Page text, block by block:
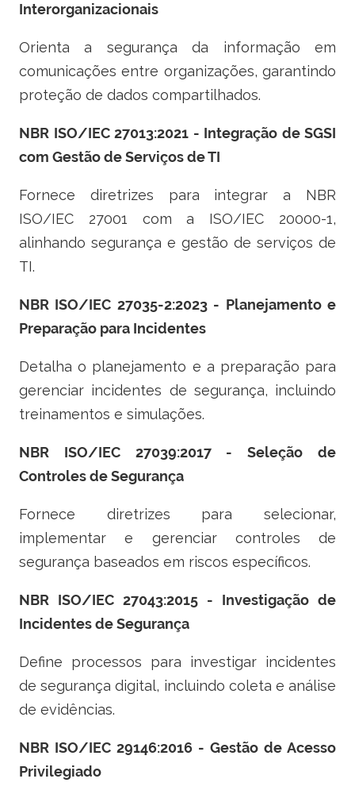
Interorganizacionais
Orienta a segurança da informação em
comunicações entre organizações, garantindo
proteção de dados compartilhados.
NBR ISO/IEC 27013:2021 - Integração de SGSI
com Gestão de Serviços de TI
Fornece diretrizes para integrar a NBR
ISO/IEC 27001 com a ISO/IEC 20000-1,
alinhando segurança e gestão de serviços de
TI.
NBR ISO/IEC 27035-2:2023 - Planejamento e
Preparação para Incidentes
Detalha o planejamento e a preparação para
gerenciar incidentes de segurança, incluindo
treinamentos e simulações.
NBR ISO/IEC 27039:2017 - Seleção de
Controles de Segurança
Fornece diretrizes para selecionar,
implementar e gerenciar controles de
segurança baseados em riscos específicos.
NBR ISO/IEC 27043:2015 - Investigação de
Incidentes de Segurança
Define processos para investigar incidentes
de segurança digital, incluindo coleta e análise
de evidências.
NBR ISO/IEC 29146:2016 - Gestão de Acesso
Privilegiado